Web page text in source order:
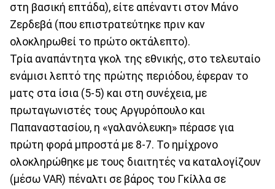
στη βασική επτάδα), είτε απέναντι στον Μάνο
Ζερδεβά (που επιστρατεύτηκε πριν καν
ολοκληρωθεί το πρώτο οκτάλεπτο).
Τρία αναπάντητα γκολ της εθνικής, στο τελευταίο
ενάμισι λεπτό της πρώτης περιόδου, έφεραν το
ματς στα ίσια (5-5) και στη συνέχεια, με
πρωταγωνιστές τους Αργυρόπουλο και
Παπαναστασίου, η «γαλανόλευκη» πέρασε για
πρώτη φορά μπροστά με 8-7. Το ημίχρονο
ολοκληρώθηκε με τους διαιτητές να καταλογίζουν
(μέσω VAR) πέναλτι σε βάρος του Γκίλλα σε